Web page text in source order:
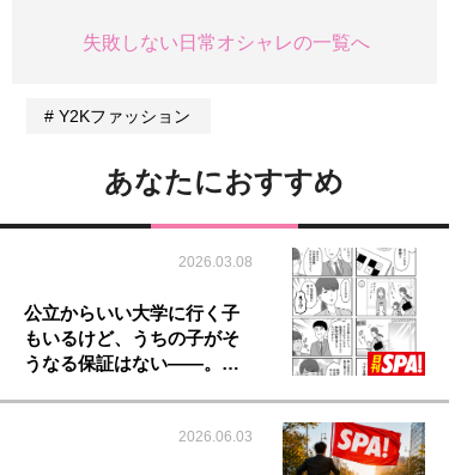
失敗しない日常オシャレの一覧へ
Y2Kファッション
あなたにおすすめ
2026.03.08
公立からいい大学に行く子
もいるけど、うちの子がそ
うなる保証はない――。…
2026.06.03